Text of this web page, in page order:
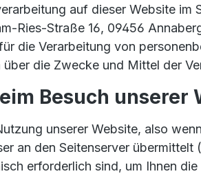
auf dieser Website
Ries-Straße 16, 09456
die Verarbeitung von
über die Zwecke und Mittel der
Besuch unserer
unserer Website, also
an den Seitenserver
erforderlich sind, um Ihnen